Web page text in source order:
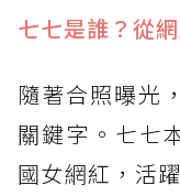
七七是誰？從
隨著合照曝光
關鍵字。七七
國女網紅，活